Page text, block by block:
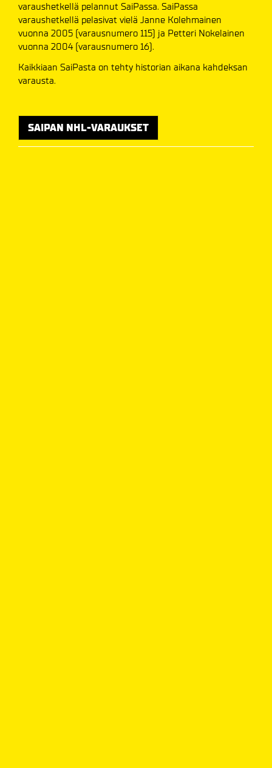
varaushetkellä pelannut SaiPassa. SaiPassa
varaushetkellä pelasivat vielä Janne Kolehmainen
vuonna 2005 (varausnumero 115) ja Petteri Nokelainen
vuonna 2004 (varausnumero 16).
Kaikkiaan SaiPasta on tehty historian aikana kahdeksan
varausta.
SAIPAN NHL-VARAUKSET